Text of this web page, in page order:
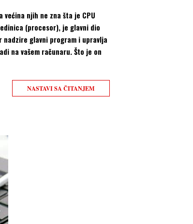
njih ne zna šta je CPU
(procesor), je glavni dio
nadzire glavni program i upravlja
na vašem računaru. Što je on
NASTAVI SA ČITANJEM